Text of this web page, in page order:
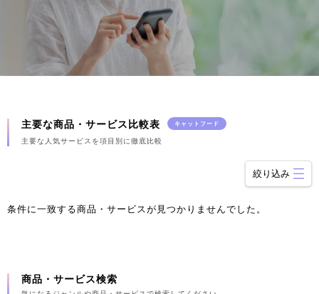
主要な商品・サービス比較表 キャットフード
主要な人気サービスを項目別に徹底比較
絞り込み
条件に一致する商品・サービスが見つかりませんでした。
商品・サービス検索